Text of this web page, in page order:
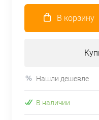
В корзину
Нашли дешевле
В наличии